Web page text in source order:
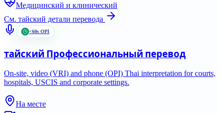
Медицинский и клинический
См. тайский детали перевода
<60s OPI
тайский Профессиональный перевод
On-site, video (VRI) and phone (OPI) Thai interpretation for courts,
hospitals, USCIS and corporate settings.
На месте